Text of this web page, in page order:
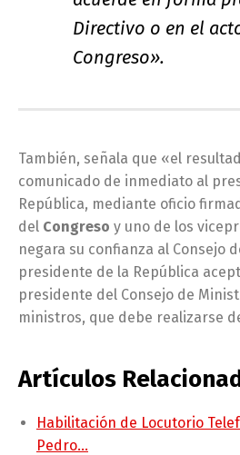
Directivo o en el
Congreso».
También, señala que «el
comunicado de inmediato al
República, mediante oficio
del Congreso y uno de los
negara su confianza al Consejo
presidente de la República
presidente del Consejo de
ministros, que debe realizarse
Artículos
Habilitación de Locutorio
Pedro…